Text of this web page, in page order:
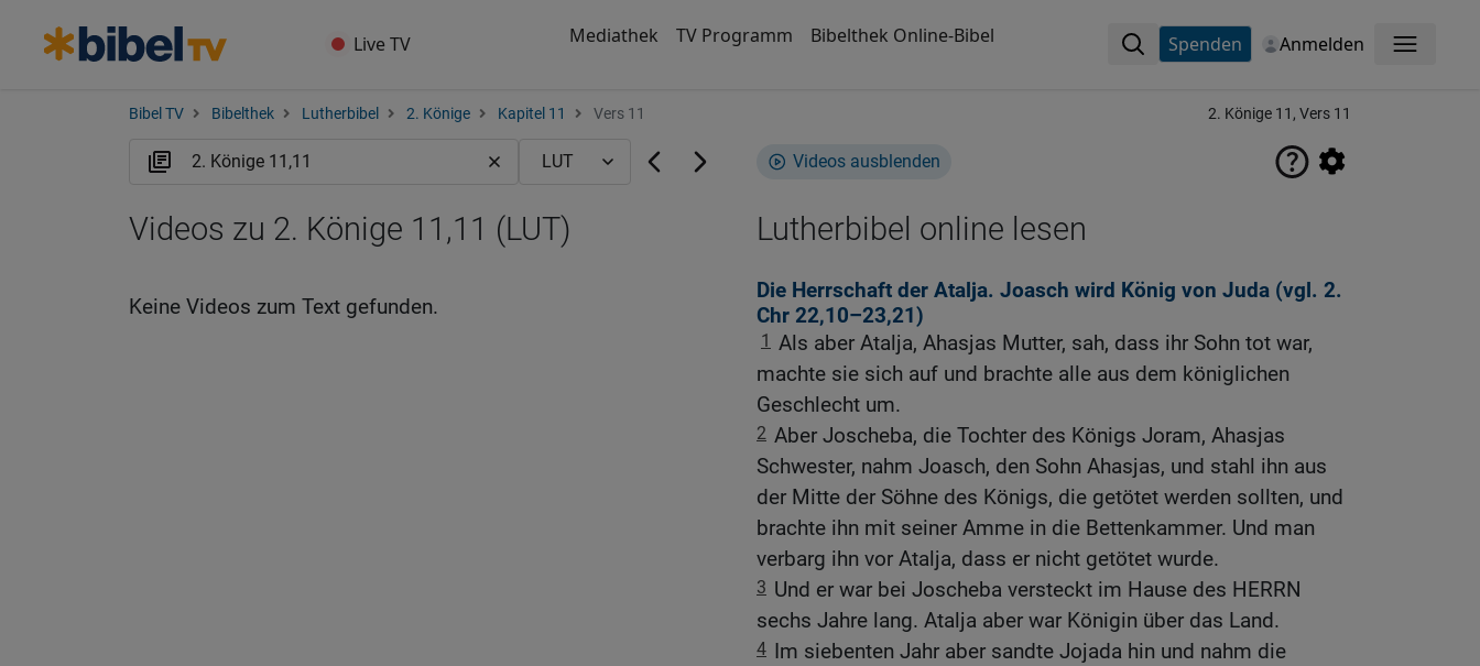
Live TV Mediathek TV Programm Bibelthek Online-Bibel Spenden Anmelden Menü
Bibel TV Bibelthek Lutherbibel 2. Könige Kapitel 11 Vers 11 2. Könige 11, Vers 11
Videos ausblenden
Lutherbibel online lesen
Die Herrschaft der Atalja. Joasch wird König von Juda (vgl. 2.
Chr 22,10–23,21)
1 Als aber Atalja, Ahasjas Mutter, sah, dass ihr Sohn tot war,
machte sie sich auf und brachte alle aus dem königlichen
Geschlecht um.
2 Aber Joscheba, die Tochter des Königs Joram, Ahasjas
Schwester, nahm Joasch, den Sohn Ahasjas, und stahl ihn aus
der Mitte der Söhne des Königs, die getötet werden sollten, und
brachte ihn mit seiner Amme in die Bettenkammer. Und man
verbarg ihn vor Atalja, dass er nicht getötet wurde.
3 Und er war bei Joscheba versteckt im Hause des HERRN
sechs Jahre lang. Atalja aber war Königin über das Land.
4 Im siebenten Jahr aber sandte Jojada hin und nahm die
Videos zu 2. Könige 11,11 (LUT)
Keine Videos zum Text gefunden.